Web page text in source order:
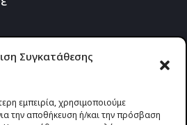
Συγκατάθεσης
εμπειρία, χρησιμοποιούμε
την αποθήκευση ή/και την πρόσβαση